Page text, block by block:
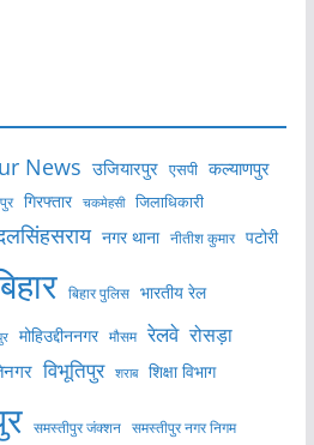
News उजियारपुर एसपी कल्याणपुर
गिरफ्तार चकमेहसी जिलाधिकारी
नगर थाना नीतीश कुमार पटोरी
बिहार पुलिस भारतीय रेल
मोहिउद्दीननगर मौसम रेलवे रोसड़ा
विभूतिपुर शराब शिक्षा विभाग
समस्तीपुर जंक्शन समस्तीपुर नगर निगम